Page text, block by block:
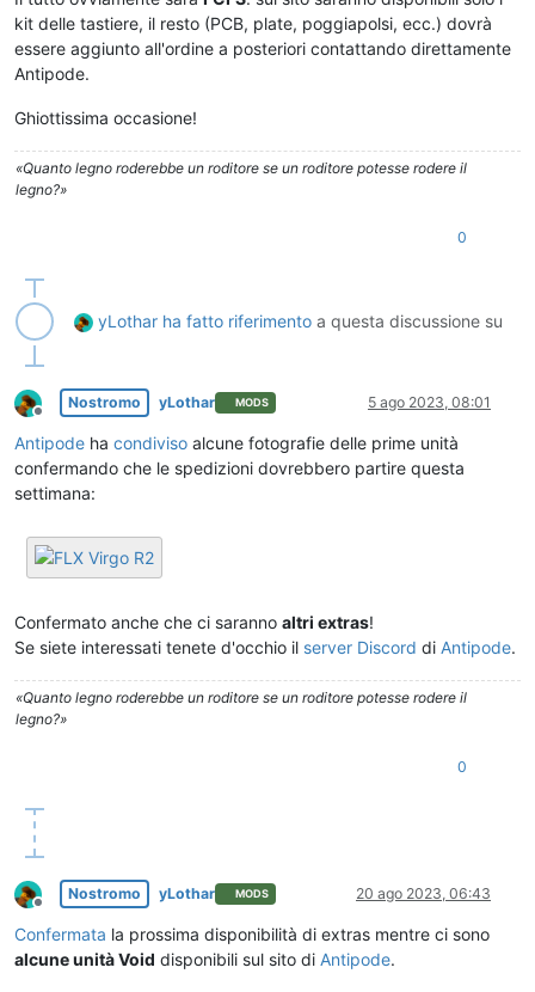
kit delle tastiere, il resto (PCB, plate, poggiapolsi, ecc.) dovrà
essere aggiunto all'ordine a posteriori contattando direttamente
Antipode.
Ghiottissima occasione!
«Quanto legno roderebbe un roditore se un roditore potesse rodere il
legno?»
0
yLothar ha fatto riferimento a questa discussione su
Non in linea
Nostromo yLothar MODS 5 ago 2023, 08:01
Antipode ha condiviso alcune fotografie delle prime unità
confermando che le spedizioni dovrebbero partire questa
settimana:
Confermato anche che ci saranno altri extras!
Se siete interessati tenete d'occhio il server Discord di Antipode.
«Quanto legno roderebbe un roditore se un roditore potesse rodere il
legno?»
0
Non in linea
Nostromo yLothar MODS 20 ago 2023, 06:43
Confermata la prossima disponibilità di extras mentre ci sono
alcune unità Void disponibili sul sito di Antipode.